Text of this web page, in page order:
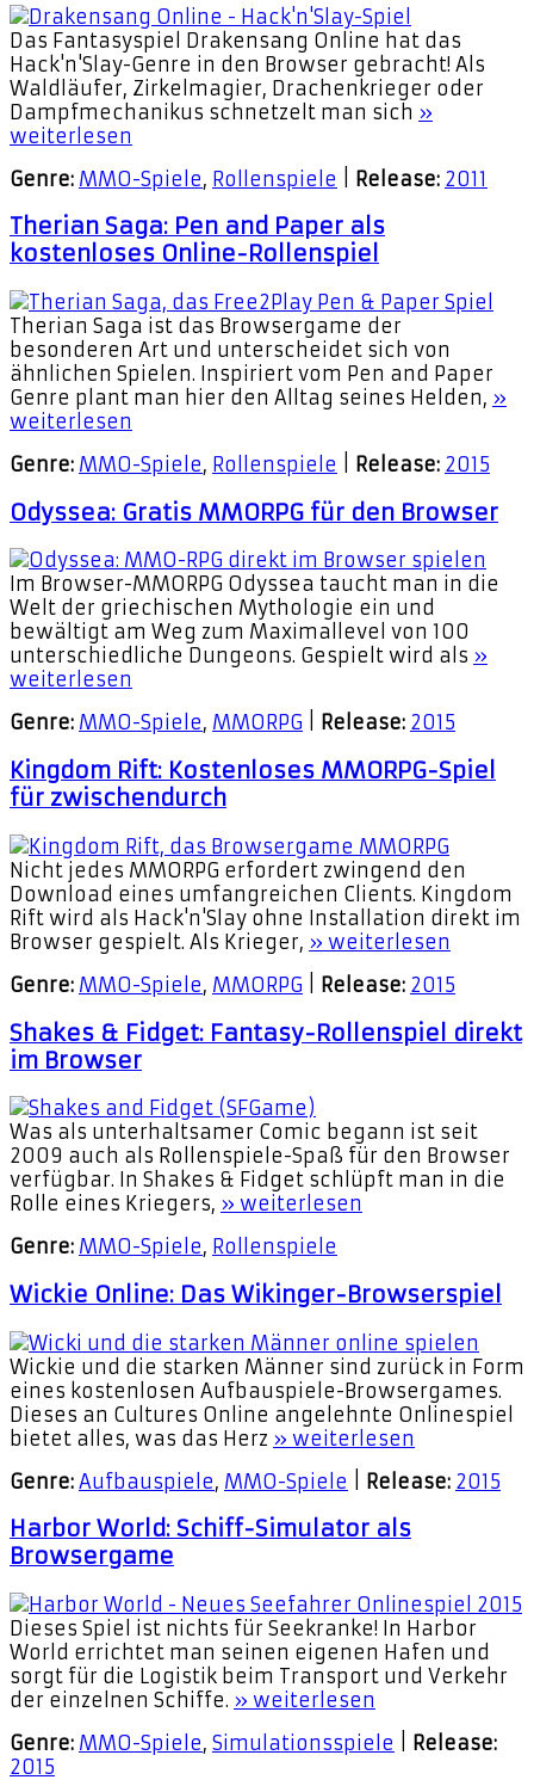
Das Fantasyspiel Drakensang Online hat das
Hack'n'Slay-Genre in den Browser gebracht! Als
Waldläufer, Zirkelmagier, Drachenkrieger oder
Dampfmechanikus schnetzelt man sich »
weiterlesen
Genre: MMO-Spiele, Rollenspiele Release: 2011
Therian Saga: Pen and Paper als
kostenloses Online-Rollenspiel
Therian Saga ist das Browsergame der
besonderen Art und unterscheidet sich von
ähnlichen Spielen. Inspiriert vom Pen and Paper
Genre plant man hier den Alltag seines Helden, »
weiterlesen
Genre: MMO-Spiele, Rollenspiele Release: 2015
Odyssea: Gratis MMORPG für den Browser
Im Browser-MMORPG Odyssea taucht man in die
Welt der griechischen Mythologie ein und
bewältigt am Weg zum Maximallevel von 100
unterschiedliche Dungeons. Gespielt wird als »
weiterlesen
Genre: MMO-Spiele, MMORPG Release: 2015
Kingdom Rift: Kostenloses MMORPG-Spiel
für zwischendurch
Nicht jedes MMORPG erfordert zwingend den
Download eines umfangreichen Clients. Kingdom
Rift wird als Hack'n'Slay ohne Installation direkt im
Browser gespielt. Als Krieger, » weiterlesen
Genre: MMO-Spiele, MMORPG Release: 2015
Shakes & Fidget: Fantasy-Rollenspiel direkt
im Browser
Was als unterhaltsamer Comic begann ist seit
2009 auch als Rollenspiele-Spaß für den Browser
verfügbar. In Shakes & Fidget schlüpft man in die
Rolle eines Kriegers, » weiterlesen
Genre: MMO-Spiele, Rollenspiele
Wickie Online: Das Wikinger-Browserspiel
Wickie und die starken Männer sind zurück in Form
eines kostenlosen Aufbauspiele-Browsergames.
Dieses an Cultures Online angelehnte Onlinespiel
bietet alles, was das Herz » weiterlesen
Genre: Aufbauspiele, MMO-Spiele Release: 2015
Harbor World: Schiff-Simulator als
Browsergame
Dieses Spiel ist nichts für Seekranke! In Harbor
World errichtet man seinen eigenen Hafen und
sorgt für die Logistik beim Transport und Verkehr
der einzelnen Schiffe. » weiterlesen
Genre: MMO-Spiele, Simulationsspiele
Release:
2015